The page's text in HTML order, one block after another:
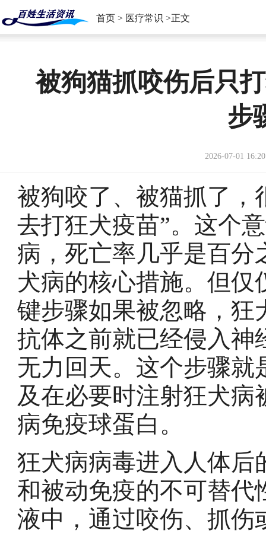
首页 > 医疗常识 >正文
被狗猫抓咬伤后只
步
2026-07-01
被狗咬了、被猫抓了，
去打狂犬疫苗”。这个
病，死亡率几乎是百分
犬病的核心措施。但
键步骤如果被忽略，狂
抗体之前就已经侵入神
无力回天。这个步骤
及在必要时注射狂犬
病免疫球蛋白。
狂犬病病毒进入人体后
和被动免疫的不可替代
液中，通过咬伤、抓伤